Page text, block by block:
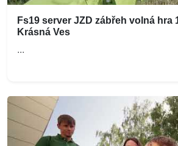
Fs19 server JZD zábřeh volná hra
Krásná Ves
...